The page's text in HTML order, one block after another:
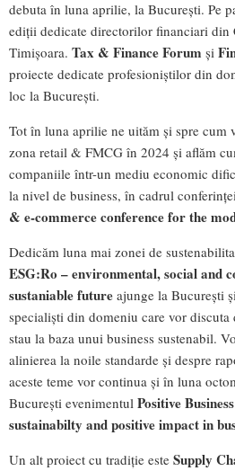
debuta în luna aprilie, la București. Pe
ediții dedicate directorilor financiari din
Timișoara. Tax & Finance Forum și
proiecte dedicate profesioniștilor din
loc la București.
Tot în luna aprilie ne uităm și spre cum
zona retail & FMCG în 2024 și aflăm
companiile într-un mediu economic
la nivel de business, în cadrul
& e-commerce conference for the
Dedicăm luna mai zonei de
ESG:Ro – environmental, social and
sustaniable future ajunge la București
specialiști din domeniu care vor discuta
stau la baza unui business sustenabil.
alinierea la noile standarde și despre
aceste teme vor continua și în luna
București evenimentul Positive
sustainabilty and positive impact in
Un alt proiect cu tradiție este Supply